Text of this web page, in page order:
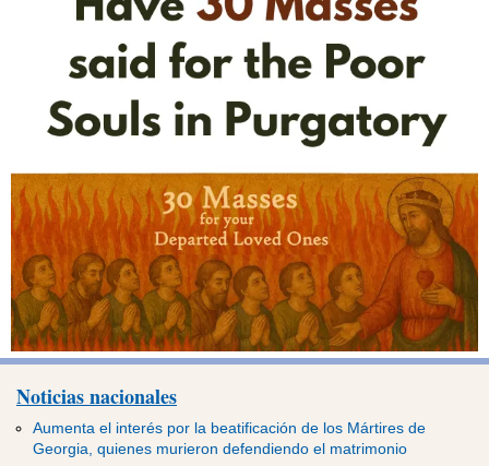
Noticias nacionales
Aumenta el interés por la beatificación de los Mártires de
Georgia, quienes murieron defendiendo el matrimonio